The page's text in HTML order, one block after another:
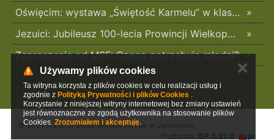
»
Oświęcim: wystawa „Świętość Karmelu” w klasztorze karmelitanek
»
Jezuici: Jubileusz 100-lecia Prowincji Wielkopolsko-Mazowieckiej
»
Zaproszenie od MSF: Czego potrzebują młodzi?
© 2021 Klasztor Sióstr Benedyktynek w Jarosławiu
Platforma: ISP 3.21.0
Używamy plików cookies
Ta witryna korzysta z plików cookies w celu realizacji usług i
zgodnie z Polityką Prywatności i plików Cookies .
Korzystanie z niniejszej witryny internetowej bez zmiany ustawień
jest równoznaczne ze zgodą użytkownika na stosowanie plików
Cookies. Zrozumiałem i akceptuję.
✕